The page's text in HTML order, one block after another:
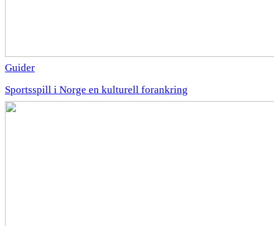
Guider
Sportsspill i Norge en kulturell forankring